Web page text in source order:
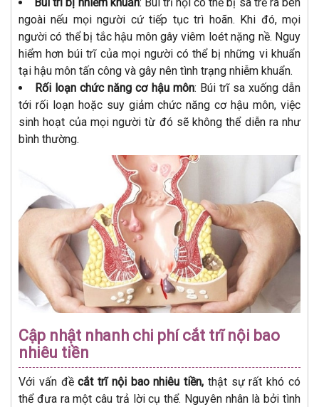
ngoài nếu mọi người cứ tiếp tục trì hoãn. Khi đó, mọi
người có thể bị tắc hậu môn gây viêm loét nặng nề. Nguy
hiểm hơn búi trĩ của mọi người có thể bị những vi khuẩn
tại hậu môn tấn công và gây nên tình trạng nhiễm khuẩn.
Rối loạn chức năng cơ hậu môn: Búi trĩ sa xuống dẫn
tới rối loạn hoặc suy giảm chức năng cơ hậu môn, việc
sinh hoạt của mọi người từ đó sẽ không thể diễn ra như
bình thường.
Cập nhật nhanh chi phí cắt trĩ nội bao
nhiêu tiền
Với vấn đềcắt trĩ nội bao nhiêu tiền, thật sự rất khó có
thể đưa ra một câu trả lời cụ thể. Nguyên nhân là bởi tình